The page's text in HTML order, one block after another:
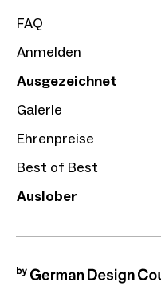
FAQ
Anmelden
Ausgezeichnet
Galerie
Ehrenpreise
Best of Best
Auslober